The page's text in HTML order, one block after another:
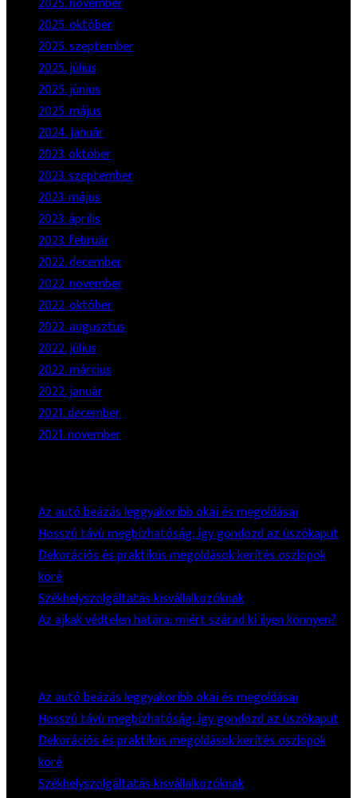
2025. október
2025. szeptember
2025. július
2025. június
2025. május
2024. január
2023. október
2023. szeptember
2023. május
2023. április
2023. február
2022. december
2022. november
2022. október
2022. augusztus
2022. július
2022. március
2022. január
2021. december
2021. november
Az autó beázás leggyakoribb okai és megoldásai
Hosszú távú megbízhatóság: így gondozd az úszókaput
Dekorációs és praktikus megoldások kerítés oszlopok
köré
Székhelyszolgáltatás kisvállalkozóknak
Az ajkak védtelen határa: miért szárad ki ilyen könnyen?
Az autó beázás leggyakoribb okai és megoldásai
Hosszú távú megbízhatóság: így gondozd az úszókaput
Dekorációs és praktikus megoldások kerítés oszlopok
köré
Székhelyszolgáltatás kisvállalkozóknak